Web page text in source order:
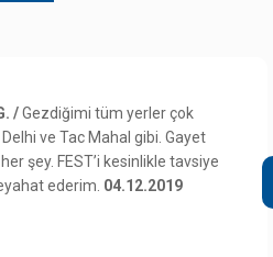
/Gezdiğimi tüm yerler çok
ve Tac Mahal gibi. Gayet
şey. FEST’i kesinlikle tavsiye
ederim. 04.12.2019